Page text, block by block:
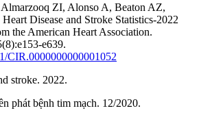
ZI, Alonso A, Beaton AZ,
Disease and Stroke Statistics-2022
the American Heart Association.
e639.
CIR.0000000000001052
stroke. 2022.
phát bệnh tim mạch. 12/2020.